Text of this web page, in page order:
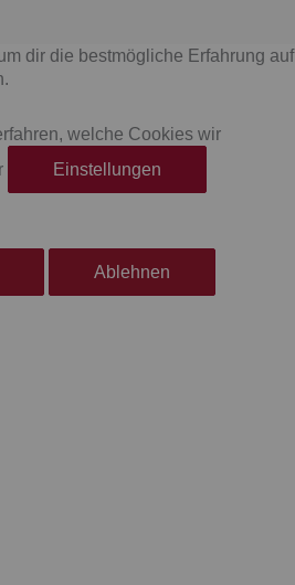
a
e
b
o
o
dir die bestmögliche Erfahrung auf
welche Cookies wir
Einstellungen
Ablehnen